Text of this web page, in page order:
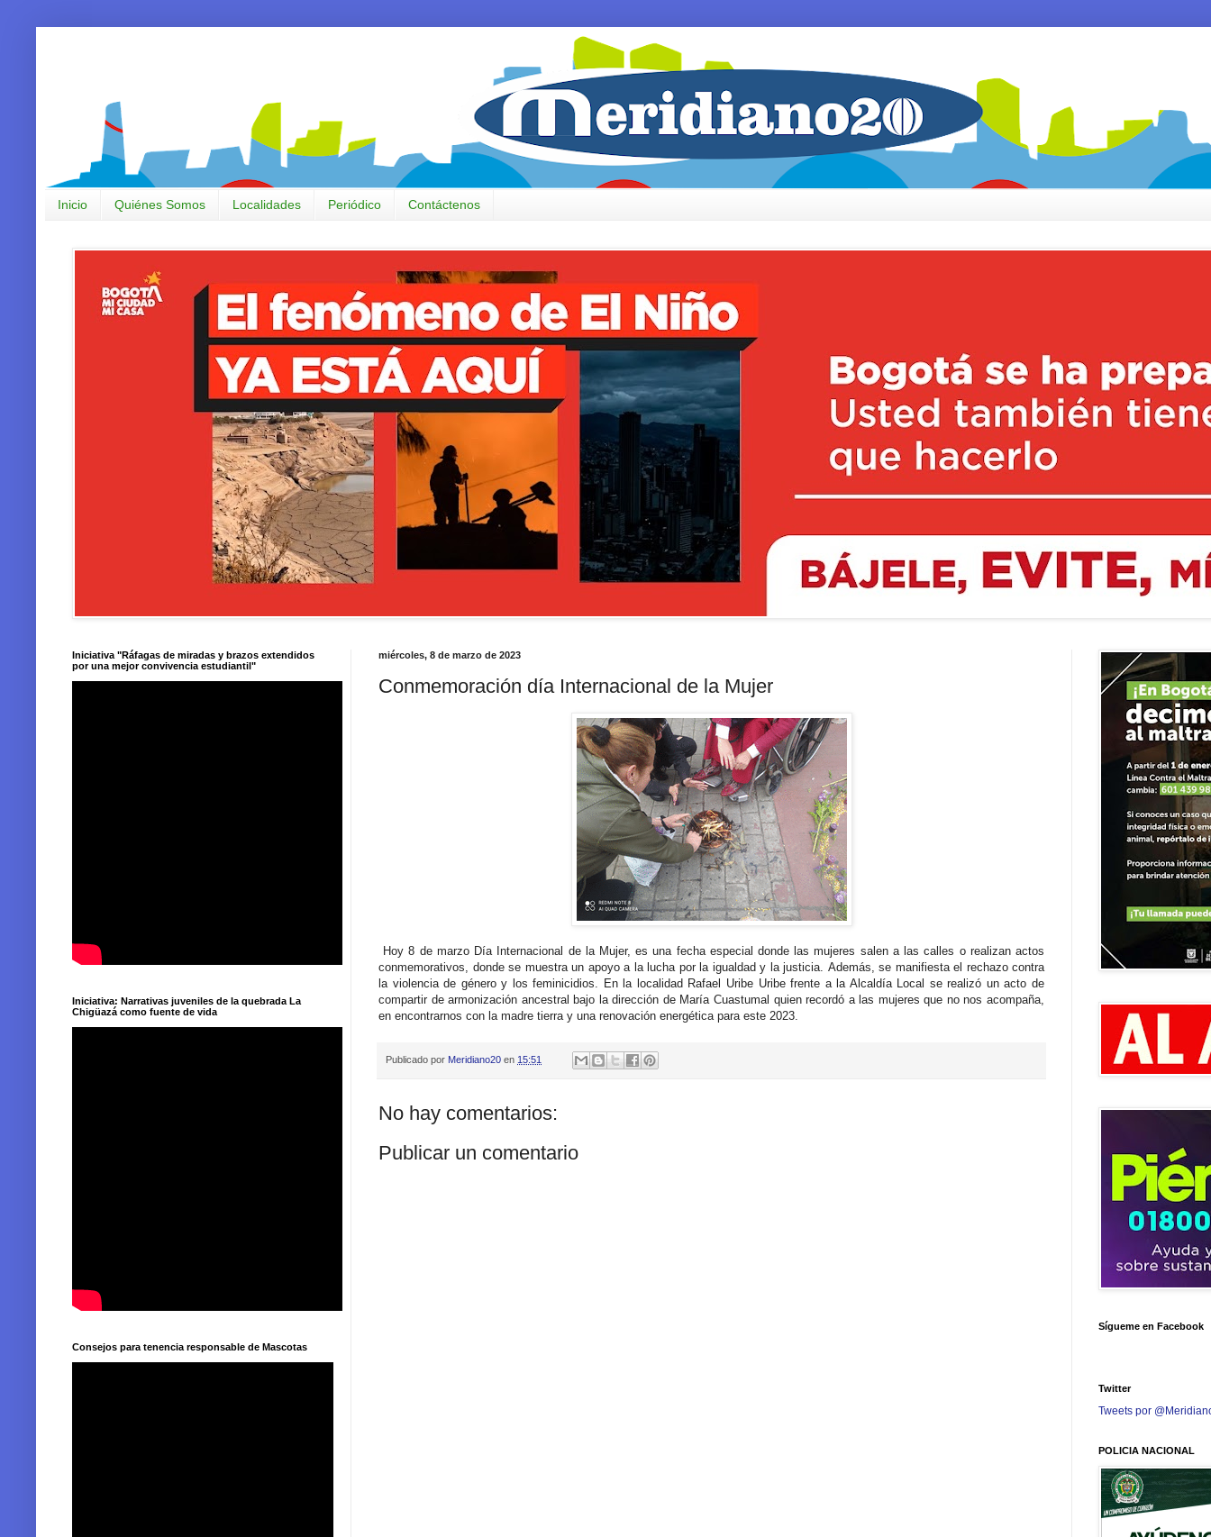
Inicio Quiénes Somos Localidades Periódico Contáctenos
miércoles, 8 de marzo de 2023
Conmemoración día Internacional de la Mujer
Hoy 8 de marzo Día Internacional de la Mujer, es una fecha especial donde las mujeres salen a las calles o realizan actos
conmemorativos, donde se muestra un apoyo a la lucha por la igualdad y la justicia. Además, se manifiesta el rechazo contra
la violencia de género y los feminicidios. En la localidad Rafael Uribe Uribe frente a la Alcaldía Local se realizó un acto de
compartir de armonización ancestral bajo la dirección de María Cuastumal quien recordó a las mujeres que no nos acompaña,
en encontrarnos con la madre tierra y una renovación energética para este 2023.
Publicado por Meridiano20 en 15:51
No hay comentarios:
Publicar un comentario
Iniciativa "Ráfagas de miradas y brazos extendidos
por una mejor convivencia estudiantil"
Iniciativa: Narrativas juveniles de la quebrada La
Chigüazá como fuente de vida
Consejos para tenencia responsable de Mascotas
Sígueme en Facebook
Twitter
Tweets por
POLICIA NACIONAL